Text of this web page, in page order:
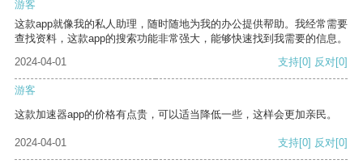
游客
这款app就像我的私人助理，随时随地为我的办公提供帮助。我经常需要
查找资料，这款app的搜索功能非常强大，能够快速找到我需要的信息。
2024-04-01
支持[0] 反对[0]
游客
这款加速器app的价格有点贵，可以适当降低一些，这样会更加亲民。
2024-04-01 支持[0] 反对[0]